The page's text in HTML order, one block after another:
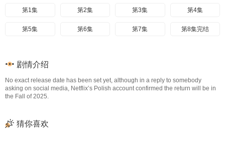
第1集 第2集 第3集 第4集
第5集 第6集 第7集 第8集完结
剧情介绍
No exact release date has been set yet, although in a reply to somebody
asking on social media, Netflix’s Polish account confirmed the return will be in
the Fall of 2025.
猜你喜欢